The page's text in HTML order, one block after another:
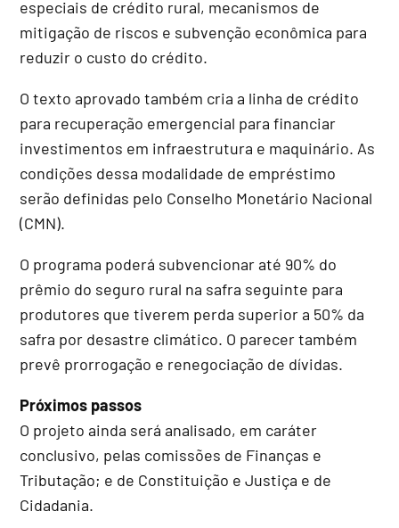
especiais de crédito rural, mecanismos de
mitigação de riscos e subvenção econômica para
reduzir o custo do crédito.
O texto aprovado também cria a linha de crédito
para recuperação emergencial para financiar
investimentos em infraestrutura e maquinário. As
condições dessa modalidade de empréstimo
serão definidas pelo Conselho Monetário Nacional
(CMN).
O programa poderá subvencionar até 90% do
prêmio do seguro rural na safra seguinte para
produtores que tiverem perda superior a 50% da
safra por desastre climático. O parecer também
prevê prorrogação e renegociação de dívidas.
Próximos passos
O projeto ainda será analisado, em caráter
conclusivo, pelas comissões de Finanças e
Tributação; e de Constituição e Justiça e de
Cidadania.